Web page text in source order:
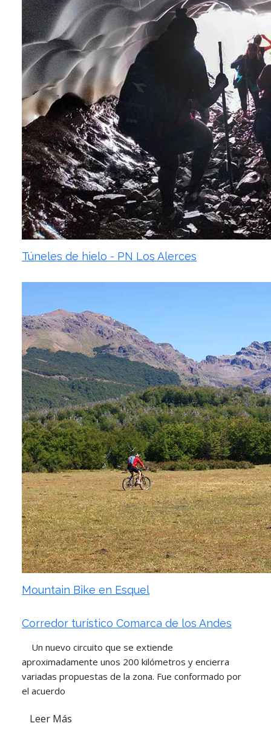
Túneles de hielo - PN Los Alerces
Mountain Bike en Esquel
Corredor turístico Comarca de los Andes
Un nuevo circuito que se extiende
aproximadamente unos 200 kilómetros y encierra
variadas propuestas de la zona. Fue conformado por
el acuerdo
Leer Más